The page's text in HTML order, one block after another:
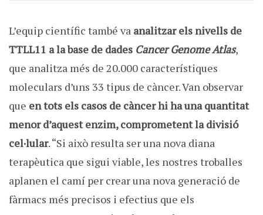
L’equip científic també va analitzar els nivells de
TTLL11 a la base de dades Cancer Genome Atlas,
que analitza més de 20.000 característiques
moleculars d’uns 33 tipus de càncer. Van observar
que en tots els casos de càncer hi ha una quantitat
menor d’aquest enzim, comprometent la divisió
cel·lular. “Si això resulta ser una nova diana
terapèutica que sigui viable, les nostres troballes
aplanen el camí per crear una nova generació de
fàrmacs més precisos i efectius que els